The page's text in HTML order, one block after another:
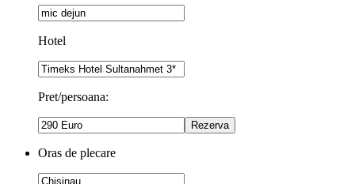
Hotel
Pret/persoana:
Oras de plecare